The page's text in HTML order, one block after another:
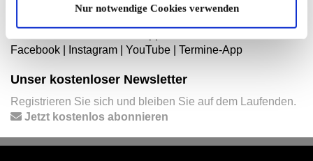
Nur notwendige Cookies verwenden
Facebook
Instagram YouTube Termine-App
Unser kostenloser Newsletter
Registrieren Sie sich und bleiben Sie auf dem Laufenden.
Jetzt kostenlos abonnieren